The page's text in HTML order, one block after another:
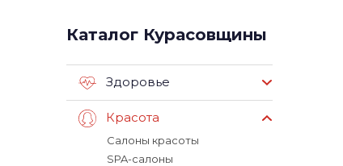
Каталог Курасовщины
Здоровье
Красота
Салоны красоты
SPA-салоны